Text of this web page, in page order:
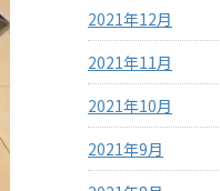
2021年12月
2021年11月
2021年10月
2021年9月